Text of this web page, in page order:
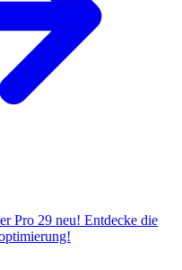
Pro 29 neu! Entdecke die